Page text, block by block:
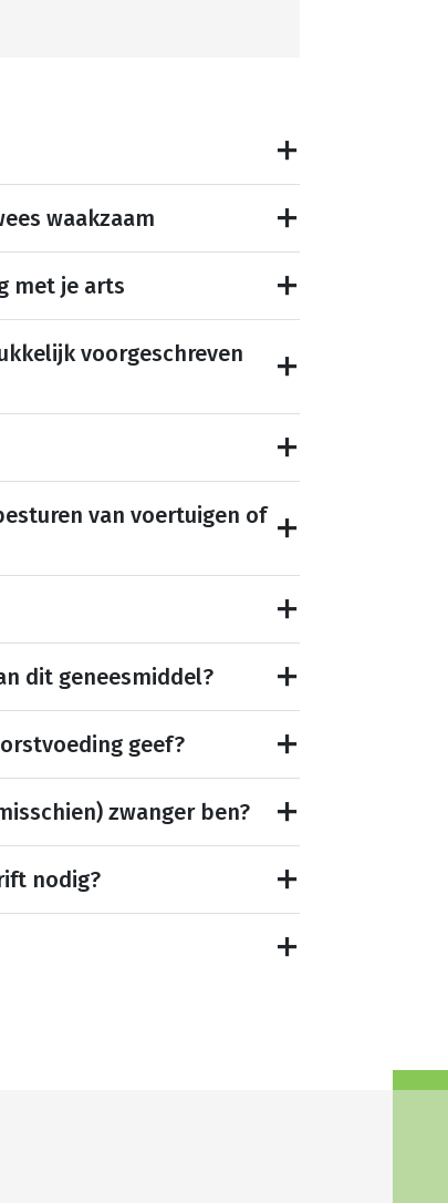
waakzaam
met je arts
voorgeschreven
van voertuigen of
dit geneesmiddel?
geef?
zwanger ben?
nodig?